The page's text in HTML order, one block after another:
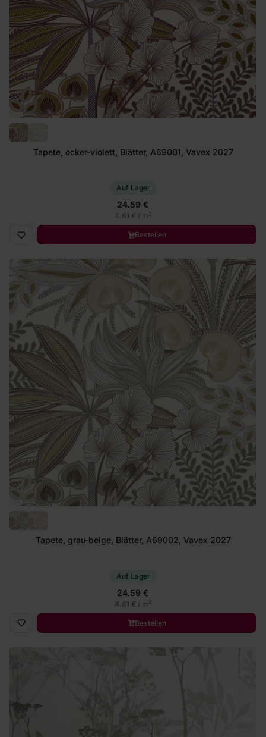
Tapete, ocker-violett, Blätter, A69001, Vavex 2027
Auf Lager
24.59 €
4.61 € / m2
Bestellen
Tapete, grau-beige, Blätter, A69002, Vavex 2027
Auf Lager
24.59 €
4.61 € / m2
Bestellen